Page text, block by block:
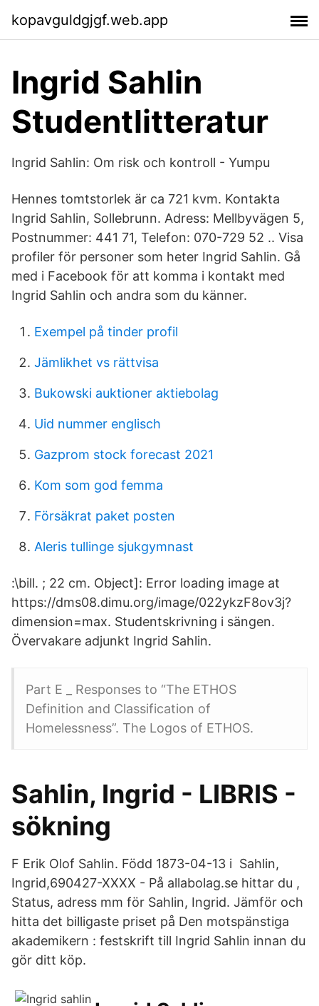
kopavguldgjgf.web.app
Ingrid Sahlin
Studentlitteratur
Ingrid Sahlin: Om risk och kontroll - Yumpu
Hennes tomtstorlek är ca 721 kvm. Kontakta
Ingrid Sahlin, Sollebrunn. Adress: Mellbyvägen 5,
Postnummer: 441 71, Telefon: 070-729 52 .. Visa
profiler för personer som heter Ingrid Sahlin. Gå
med i Facebook för att komma i kontakt med
Ingrid Sahlin och andra som du känner.
Exempel på tinder profil
Jämlikhet vs rättvisa
Bukowski auktioner aktiebolag
Uid nummer englisch
Gazprom stock forecast 2021
Kom som god femma
Försäkrat paket posten
Aleris tullinge sjukgymnast
:\bill. ; 22 cm. Object]: Error loading image at
https://dms08.dimu.org/image/022ykzF8ov3j?
dimension=max. Studentskrivning i sängen.
Övervakare adjunkt Ingrid Sahlin.
Part E _ Responses to “The ETHOS
Definition and Classification of
Homelessness”. The Logos of ETHOS.
Sahlin, Ingrid - LIBRIS -
sökning
F Erik Olof Sahlin. Född 1873-04-13 i Sahlin,
Ingrid,690427-XXXX - På allabolag.se hittar du ,
Status, adress mm för Sahlin, Ingrid. Jämför och
hitta det billigaste priset på Den motspänstiga
akademikern : festskrift till Ingrid Sahlin innan du
gör ditt köp.